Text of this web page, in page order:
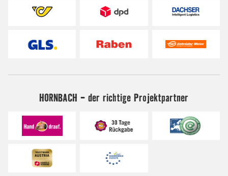
HORNBACH - der richtige Projektpartner